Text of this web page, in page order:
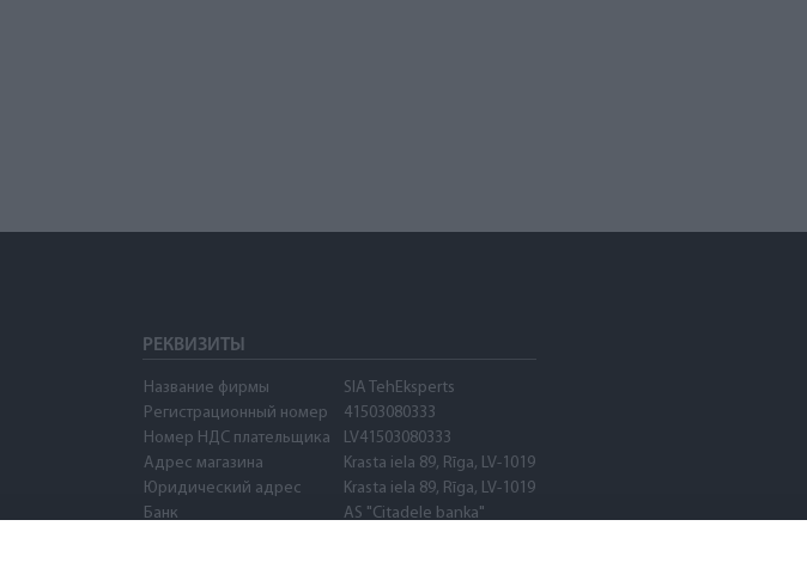
РЕКВИЗИТЫ
Название фирмы
SIA TehEksperts
Регистрационный номер
41503080333
Номер НДС плательщика
LV41503080333
Адрес магазина
Krasta iela 89, Rīga, LV-1019
Юридический адрес
Krasta iela 89, Rīga, LV-1019
Банк
AS "Citadele banka"